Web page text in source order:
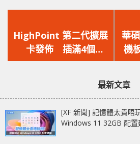
一
篇
文
HighPoint 第二代擴展
卡發佈 插滿4個
USB3.1不掉速
華
機
標
最新文章
[XF 新聞] 記憶體太貴
Windows 11 32GB 配置